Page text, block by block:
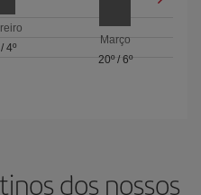
/ 4º
Março
20º/ 6º
dos nossos